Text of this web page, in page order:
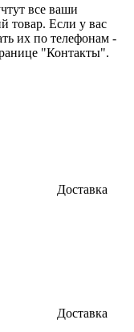
все ваши
товар. Если у вас
их по телефонам -
"Контакты".
Доставка
Доставка